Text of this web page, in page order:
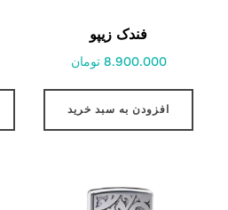
فندک زیپو
8.900.000 تومان
افزودن به سبد خرید